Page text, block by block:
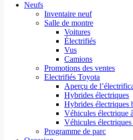
Neufs
Inventaire neuf
Salle de montre
Voitures
Électrifiés
Vus
Camions
Promotions des ventes
Electrifiés Toyota
Aperçu de
Hybrides électriques
Hybrides électriques
Véhicules électrique
Véhicules
Programme de parc